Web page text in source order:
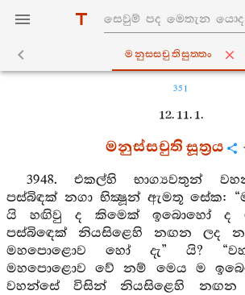
මනුස‍්සචුතිසුත‍්තං
351
12. 11. 1.
මනුස්සචුති සූත්‍රය
3948. එකල්හි භාග්‍යවතුන්
පස්බිඳක් නගා භික්‍ෂූන් ඇමතූ සේක:
යි හඟිවු ද කිමෙක් ඉබොහෝ ද
පස්බිඳෙක් නියසිළෙහි නඟන ලද
මහපොළොව හෝ දැ” යි?
මහපොළොව වේ නම් මෙය ම
වහන්සේ විසින් නියසිළෙහි නඟන